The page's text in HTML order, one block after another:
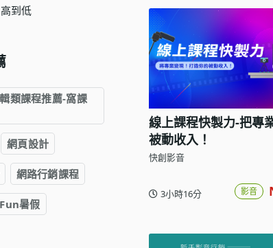
語言學習
優惠專區
免費課程
到低
類課程推薦-窩課
網頁設計
網路行銷課程
暑假
線上課程快製力-把專
被動收入！
快創影音
3小時16分 影音